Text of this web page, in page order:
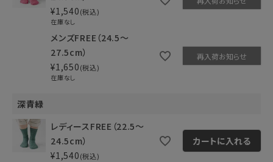
¥1,540 税込
在庫なし
メンズFREE（24.5～
27.5cm）
¥1,650 税込
在庫なし
再入荷お知らせ
深青緑
レディースFREE（22.5～
24.5cm）
¥1,540 税込
カートに入れる